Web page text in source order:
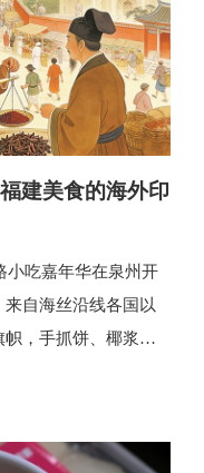
建美食的海外印
小吃嘉年华在泉州开
自海丝沿线各国以
，手抓饼、椰浆
交汇。